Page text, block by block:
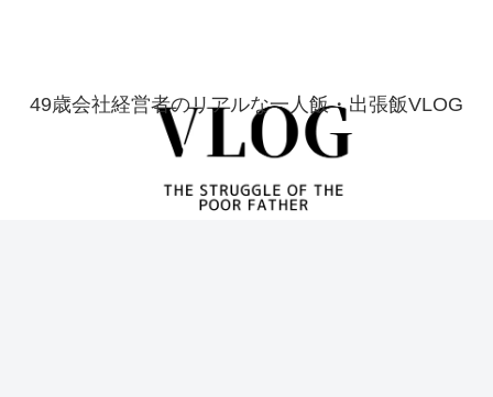
49歳会社経営者のリアルな一人飯・出張飯VLOG